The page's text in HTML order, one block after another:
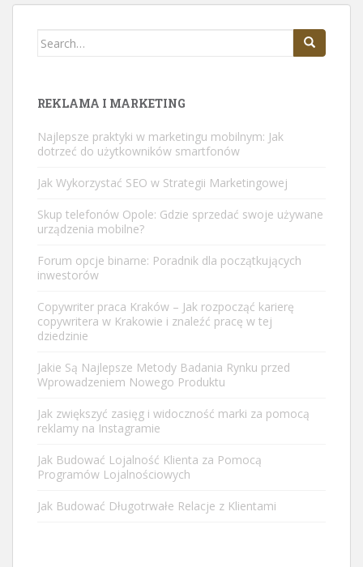
Search
REKLAMA I MARKETING
Najlepsze praktyki w marketingu mobilnym: Jak
dotrzeć do użytkowników smartfonów
Jak Wykorzystać SEO w Strategii Marketingowej
Skup telefonów Opole: Gdzie sprzedać swoje używane
urządzenia mobilne?
Forum opcje binarne: Poradnik dla początkujących
inwestorów
Copywriter praca Kraków – Jak rozpocząć karierę
copywritera w Krakowie i znaleźć pracę w tej
dziedzinie
Jakie Są Najlepsze Metody Badania Rynku przed
Wprowadzeniem Nowego Produktu
Jak zwiększyć zasięg i widoczność marki za pomocą
reklamy na Instagramie
Jak Budować Lojalność Klienta za Pomocą
Programów Lojalnościowych
Jak Budować Długotrwałe Relacje z Klientami